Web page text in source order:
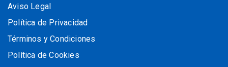
Aviso Legal
Política de Privacidad
Términos y Condiciones
Política de Cookies